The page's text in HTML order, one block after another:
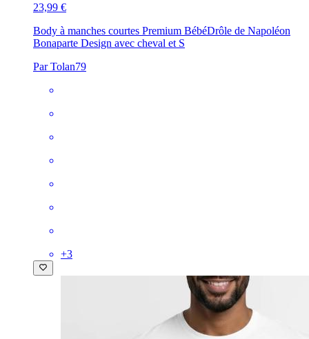
23,99 €
Body à manches courtes Premium BébéDrôle de Napoléon
Bonaparte Design avec cheval et S
Par Tolan79
+3